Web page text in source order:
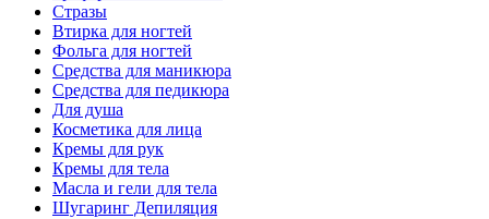
Стразы
Втирка для ногтей
Фольга для ногтей
Средства для маникюра
Средства для педикюра
Для душа
Косметика для лица
Кремы для рук
Кремы для тела
Масла и гели для тела
Шугаринг Депиляция